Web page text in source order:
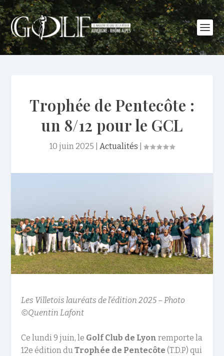
Trophée de Pentecôte :
un 8/12 pour le GCL
10 juin 2025 Actualités
Les Villetois lauréats de l’édition 2025 – Photo
©Quentin Lafont
Ce lundi 9 juin, le Golf Club de Lyon remporte la
12e édition duTrophée de Pentecôte (T.D.P) qui